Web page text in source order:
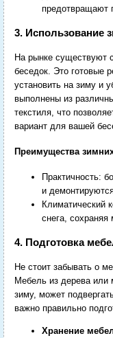
предотвращают
3. Использование
На рынке существуют
беседок. Это готовые
установить на зиму и
выполнены из
текстиля, что
вариант для вашей
Преимущества
Практичность:
и
Климатический
снега,
4. Подготовка
Не стоит забывать о
Мебель из дерева или
зиму, может
важно правильно
Хранение